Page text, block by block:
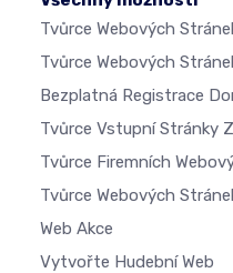
Tvůrce Webových
Tvůrce Webových
Bezplatná Registrace
Tvůrce Vstupní Stránky
Tvůrce Firemních
Tvůrce Webových
Web Akce
Vytvořte Hudební Web